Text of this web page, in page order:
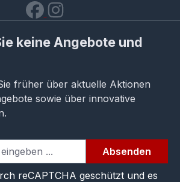
keine Angebote und
früher über aktuelle Aktionen
sowie über innovative
Absenden
reCAPTCHA geschützt und es